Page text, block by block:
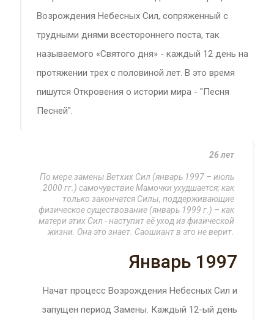
Возрождения Небесных Сил, сопряженный с
трудными днями всестороннего поста, так
называемого «Святого дня» - каждый 12 день на
протяжении трех с половиной лет. В это время
пишутся Откровения о истории мира - "Песня
Песней".
26 лет
По мере замены Ветхих Сил (январь 1997 – июль
2000 гг.) самочувствие Мамочки ухудшается; как
только закончатся Силы, поддерживающие
физическое существование (январь 1999 г.) – как
матери этих Сил - наступит её уход из физической
жизни. Она это знает. Саошиант в это не верит.
Январь 1997
Начат процесс Возрождения Небесных Сил и
запущен период Замены. Каждый 12-ый день